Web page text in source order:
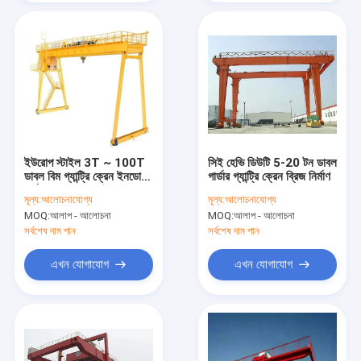
বাড়ি
ভিডিও
ইউরোপ স্টাইল 3T ~ 100T
ডাবল বিম গ্যান্ট্রি ক্রেন ইনডোর
মূল্য:আলোচনাযোগ্য
MOQ:আলাপ - আলোচনা
সর্বশেষ দাম পান
এখন যোগাযোগ
সিই হেভি ডিউটি ​​5-20 টন ডাবল
গার্ডার গ্যান্ট্রি ক্রেন ব্রিজ নির্মাণ
মূল্য:আলোচনাযোগ্য
MOQ:আলাপ - আলোচনা
সর্বশেষ দাম পান
এখন যোগাযোগ